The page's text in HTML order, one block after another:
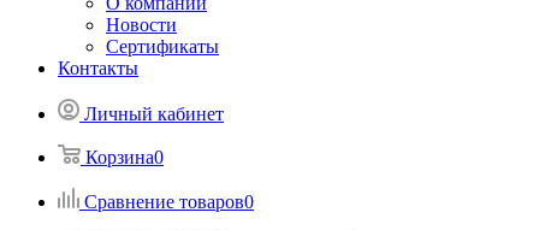
Новости
Сертификаты
Контакты
Личный кабинет
Корзина0
Сравнение товаров0